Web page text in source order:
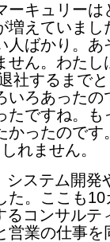
キュリーは
増えていまし
人ばかり。あ
せん。わたし
社するまで
いろあったの
たですね。も
かったのです
れません。
ステム開発
た。ここも10
るコンサルテ
営業の仕事を